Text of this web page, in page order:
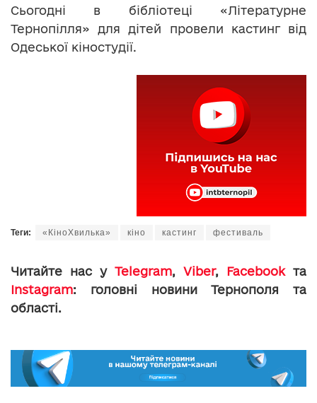
Сьогодні в бібліотеці «Літературне
Тернопілля» для дітей провели кастинг від
Одеської кіностудії.
Теги: «КіноХвилька» кіно кастинг фестиваль
Читайте нас у Telegram, Viber, Facebookта
Instagram: головні новини Тернополя та
області.